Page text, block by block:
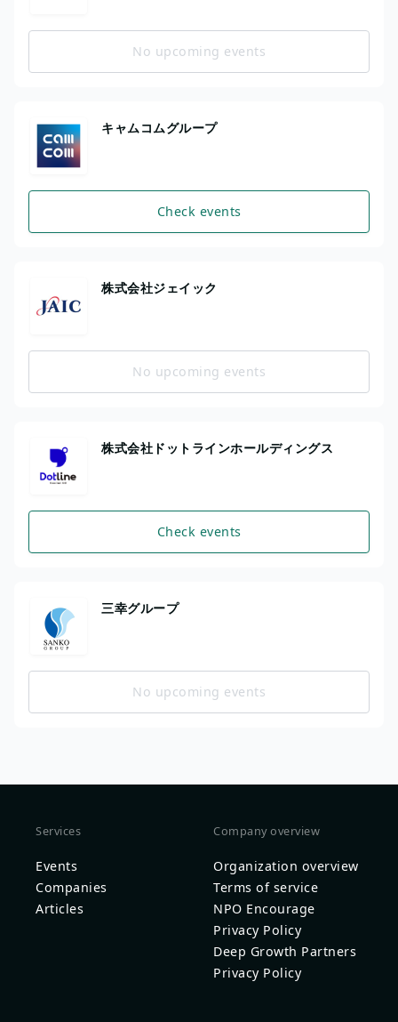
No upcoming events
キャムコムグループ
Check events
株式会社ジェイック
No upcoming events
株式会社ドットラインホールディングス
Check events
三幸グループ
No upcoming events
Services
Events
Companies
Articles
Company overview
Organization overview
Terms of service
NPO Encourage
Privacy Policy
Deep Growth Partners
Privacy Policy